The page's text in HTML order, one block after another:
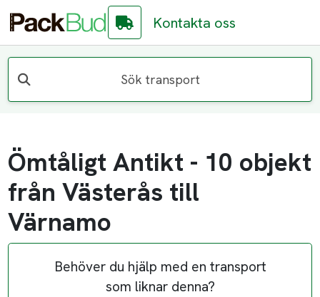
Kontakta oss
Sök transport
Ömtåligt Antikt - 10 objekt
från Västerås till
Värnamo
Behöver du hjälp med en transport
som liknar denna?